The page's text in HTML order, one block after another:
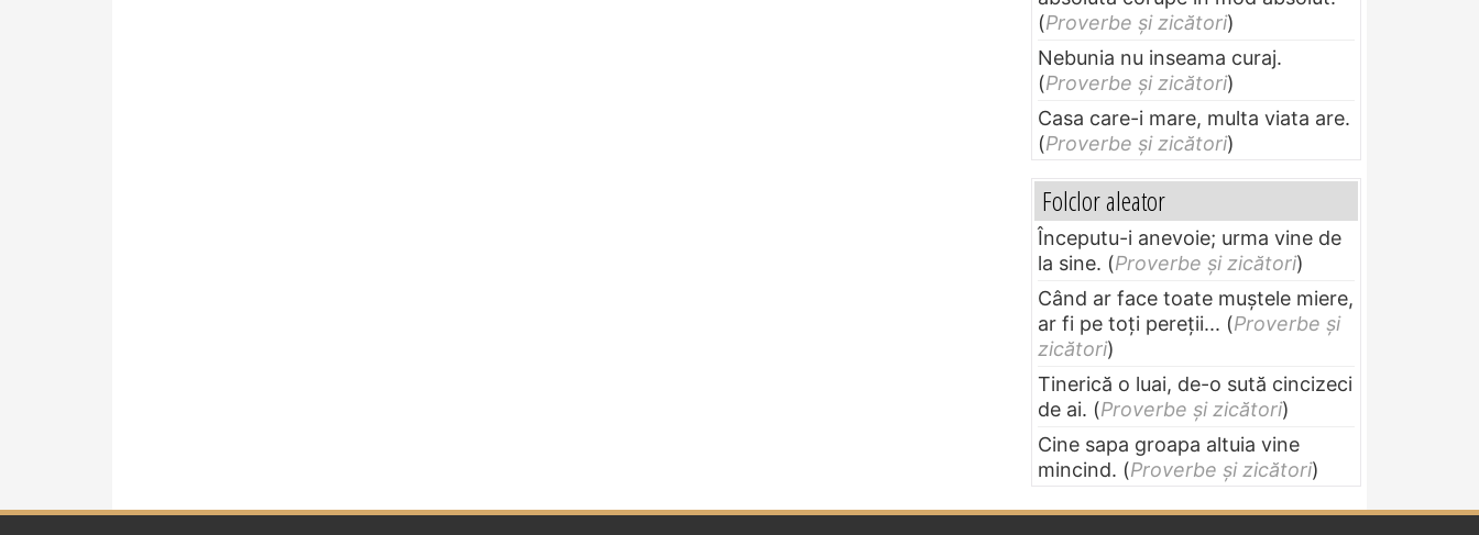
(Proverbe și zicători)
Nebunia nu inseama curaj.
(Proverbe și zicători)
Casa care-i mare, multa viata are.
(Proverbe și zicători)
Folclor aleator
Începutu-i anevoie; urma vine de
la sine. (Proverbe și zicători)
Când ar face toate muştele miere,
ar fi pe toţi pereţii... (Proverbe și
zicători)
Tinerică o luai, de-o sută cincizeci
de ai. (Proverbe și zicători)
Cine sapa groapa altuia vine
mincind. (Proverbe și zicători)